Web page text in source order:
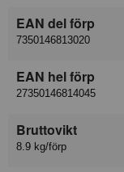
EAN del förp
7350146813020
EAN hel förp
27350146814045
Bruttovikt
8.9 kg/förp